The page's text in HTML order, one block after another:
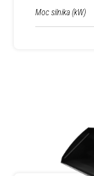
Moc silnika (kW)